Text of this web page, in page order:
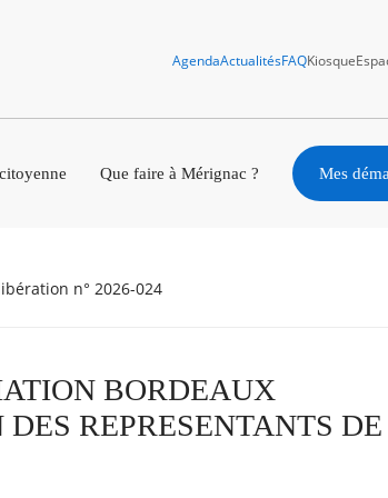
AgendaActualitésFAQKiosque
Que faire à Mérignac ? Mes
n° 2026-024
BORDEAUX
REPRESENTANTS DE